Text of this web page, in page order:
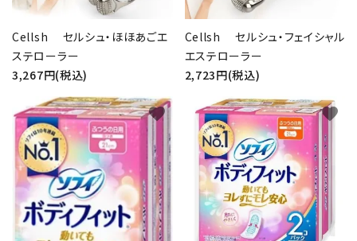
Cellsh セルシュ・ほほあごエ
ステローラー
3,267円(税込)
Cellsh セルシュ・フェイシャル
エステローラー
2,723円(税込)
favorite favorite